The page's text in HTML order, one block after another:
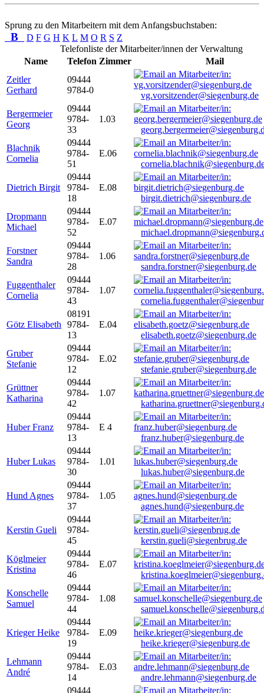
Sprung zu den Mitarbeitern mit dem Anfangsbuchstaben:
B D F G H K L M O R S Z
Telefonliste der Mitarbeiter/innen der Verwaltung
Name
Telefon Zimmer
Mail
Zeitler
Gerhard
09444
9784-0
vg.vorsitzender@siegenburg.de
Bergermeier
Georg
09444
9784-
33
1.03
Blachnik
Cornelia
09444
9784-
51
E.06
Dietrich Birgit
09444
9784-
18
E.08
birgit.dietrich@siegenburg.de
Dropmann
Michael
09444
9784-
52
E.07
Forstner
Sandra
09444
9784-
28
1.06
sandra.forstner@siegenburg.de
Fuggenthaler
Cornelia
09444
9784-
43
1.07
Götz Elisabeth
08191
9784-
13
E.04
elisabeth.goetz@siegenburg.de
Gruber
Stefanie
09444
9784-
12
E.02
stefanie.gruber@siegenburg.de
Grüttner
Katharina
09444
9784-
42
1.07
Huber Franz
09444
9784-
13
E 4
franz.huber@siegenburg.de
Huber Lukas
09444
9784-
30
1.01
lukas.huber@siegenburg.de
Hund Agnes
09444
9784-
37
1.05
agnes.hund@siegenburg.de
Kerstin Gueli
09444
9784-
45
kerstin.gueli@siegenbrug.de
Köglmeier
Kristina
09444
9784-
46
E.07
Konschelle
Samuel
09444
9784-
44
1.08
Krieger Heike
09444
9784-
19
E.09
heike.krieger@siegenburg.de
Lehmann
André
09444
9784-
14
E.03
andre.lehmann@siegenburg.de
09444